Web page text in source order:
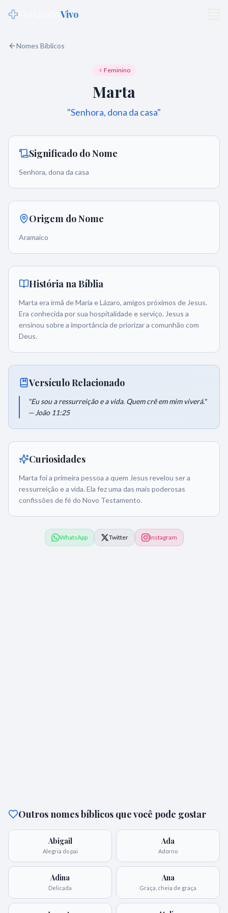
Vivo
Nomes Bíblicos
♀ Feminino
Marta
"Senhora, dona da casa"
Significado do Nome
Senhora, dona da casa
Origem do Nome
Aramaico
História na Bíblia
Marta era irmã de Maria e Lázaro, amigos próximos de Jesus.
Era conhecida por sua hospitalidade e serviço. Jesus a
ensinou sobre a importância de priorizar a comunhão com
Deus.
Versículo Relacionado
"Eu sou a ressurreição e a vida. Quem crê em mim viverá."
— João 11:25
Curiosidades
Marta foi a primeira pessoa a quem Jesus revelou ser a
ressurreição e a vida. Ela fez uma das mais poderosas
confissões de fé do Novo Testamento.
WhatsApp Twitter Instagram
Outros nomes bíblicos que você pode gostar
Abigail
Alegria do pai
Ada
Adorno
Adina
Delicada
Ana
Graça, cheia de graça